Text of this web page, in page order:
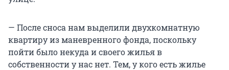
— После сноса нам выделили двухкомнатную
квартиру из маневренного фонда, поскольку
пойти было некуда и своего жилья в
собственности у нас нет. Тем, у кого есть жилье